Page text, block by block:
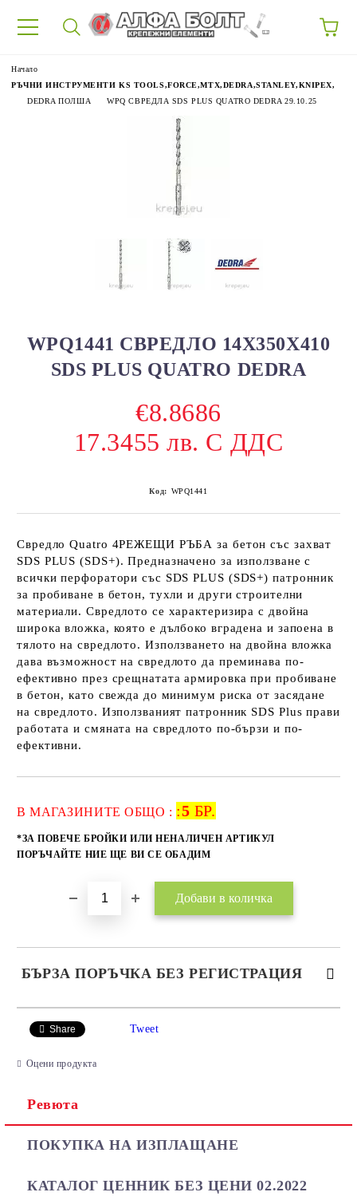
Начало
РЪЧНИ ИНСТРУМЕНТИ KS TOOLS,FORCE,MTX,DEDRA,STANLEY,KNIPEX,
DEDRA ПОЛША
WPQ СВРЕДЛА SDS PLUS QUATRO DEDRA 29.10.25
WPQ1441 СВРЕДЛО 14Х350X410
SDS PLUS QUATRO DEDRA
€8.8686
17.3455 лв. С ДДС
Код: WPQ1441
Свредло Quatro 4РЕЖЕЩИ РЪБА за бетон със захват
SDS PLUS (SDS+). Предназначено за използване с
всички перфоратори със SDS PLUS (SDS+) патронник
за пробиване в бетон, тухли и други строителни
материали. Свредлото се характеризира с двойна
широка вложка, която е дълбоко вградена и запоена в
тялото на свредлото. Използването на двойна вложка
дава възможност на свредлото да преминава по-
ефективно през срещнатата армировка при пробиване
в бетон, като свежда до минимум риска от засядане
на свредлото. Използваният патронник SDS Plus прави
работата и смяната на свредлото по-бързи и по-
ефективни.
В МАГАЗИНИТЕ ОБЩО : :5 БР.
*ЗА ПОВЕЧЕ БРОЙКИ ИЛИ НЕНАЛИЧЕН АРТИКУЛ
ПОРЪЧАЙТЕ НИЕ ЩЕ ВИ СЕ ОБАДИМ
БЪРЗА ПОРЪЧКА БЕЗ РЕГИСТРАЦИЯ
Ние ще се свържем с вас в рамките на работния ден.
Share Tweet
Оцени продукта
Ревюта
ПОКУПКА НА ИЗПЛАЩАНЕ
КАТАЛОГ ЦЕННИК БЕЗ ЦЕНИ 02.2022